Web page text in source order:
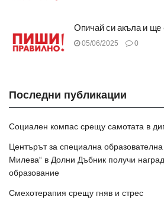
Опичай си акъла и ще
05/06/2025 0
Последни публикации
Социален компас срещу самотата в
Центърът за специална
Милева“ в Долни Дъбник получи
образование
Смехотерапия срещу гняв и стрес